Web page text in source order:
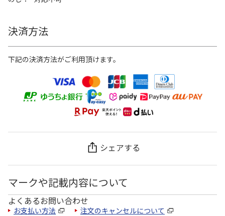
決済方法
下記の決済方法がご利用頂けます。
シェアする
マークや記載内容について
よくあるお問い合わせ
お支払い方法 注文のキャンセルについて